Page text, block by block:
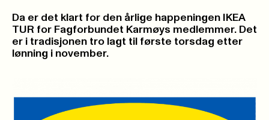
Da er det klart for den årlige happeningen IKEA
TUR for Fagforbundet Karmøys medlemmer. Det
er i tradisjonen tro lagt til første torsdag etter
lønning i november.